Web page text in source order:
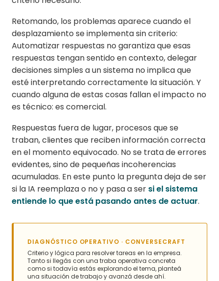
Retomando, los problemas aparece cuando el
desplazamiento se implementa sin criterio:
Automatizar respuestas no garantiza que esas
respuestas tengan sentido en contexto, delegar
decisiones simples a un sistema no implica que
esté interpretando correctamente la situación. Y
cuando alguna de estas cosas fallan el impacto no
es técnico: es comercial.
Respuestas fuera de lugar, procesos que se
traban, clientes que reciben información correcta
en el momento equivocado. No se trata de errores
evidentes, sino de pequeñas incoherencias
acumuladas. En este punto la pregunta deja de ser
si la IA reemplaza o no y pasa a ser si el sistema
entiende lo que está pasando antes de actuar.
DIAGNÓSTICO OPERATIVO · CONVERSECRAFT
Criterio y lógica para resolver tareas en la empresa.
Tanto si llegás con una traba operativa concreta
como si todavía estás explorando el tema, planteá
una situación de trabajo y avanzá desde ahí.